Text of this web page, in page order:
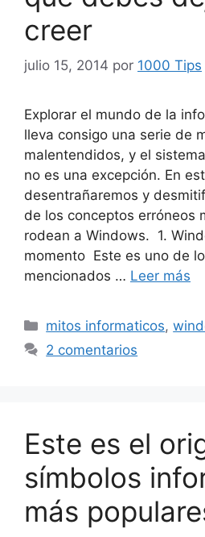
creer
julio 15, 2014 por 1000 Tips
Explorar el mundo de la
lleva consigo una serie de
malentendidos, y el
no es una excepción. En
desentrañaremos y
de los conceptos erróneos
rodean a Windows. 1.
momento Este es uno de
mencionados … Leer más
Categorías
mitos informaticos,
2 comentarios
Este es el
símbolos
más